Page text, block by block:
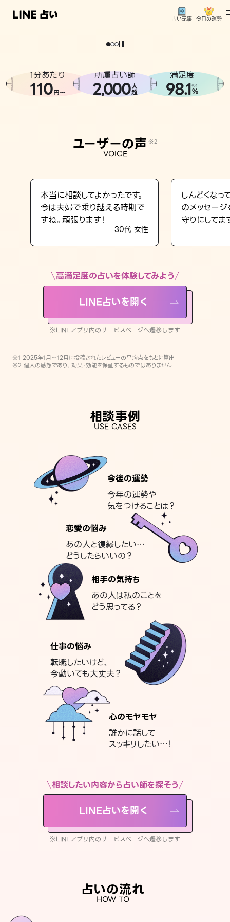
占い記事 今日の運勢
相談事例
LINE占いを開く
※LINEアプリ内のサービスページへ遷移します
どうせなら
。
1分あたり
110円〜
所属占い師
2,000人
超
満足度
98.1※1
%
ユーザーの声 ※2
VOICE
本当に相談してよかったです。
今は夫婦で乗り越える時期で
すね。頑張ります！
30代 女性
しんどくなっ
のメッセー
守りにしてま
高満足度の占いを体験してみよう
LINE占いを開く
※LINEアプリ内のサービスページへ遷移します
※1 2025年1月〜12月に投稿されたレビューの平均点をもとに算出
※2 個人の感想であり、効果・効能を保証するものではありません
相談事例
USE CASES
今後の運勢
今年の運勢や
気をつけることは？
恋愛の悩み
あの人と復縁したい…
どうしたらいいの？
相手の気持ち
あの人は私のことを
どう思ってる？
仕事の悩み
転職したいけど、
今動いても大丈夫？
心のモヤモヤ
誰かに話して
スッキリしたい…！
相談したい内容から占い師を探そう
LINE占いを開く
※LINEアプリ内のサービスページへ遷移します
占いの流れ
HOW TO